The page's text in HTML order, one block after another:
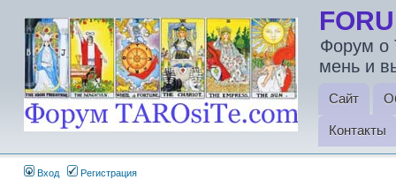
Форум о
мень и
Сайт
Контакты
Вход Регистрация